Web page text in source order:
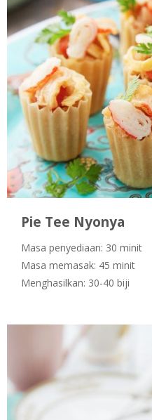
Pie Tee Nyonya
Masa penyediaan: 30 minit
Masa memasak: 45 minit
Menghasilkan: 30-40 biji